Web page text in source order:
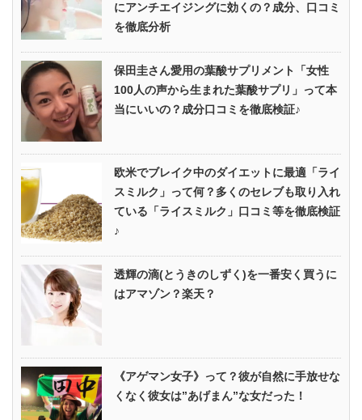
にアンチエイジングに効くの？成分、口コミ
を徹底分析
保田圭さん愛用の葉酸サプリメント「女性
100人の声から生まれた葉酸サプリ」って本
当にいいの？成分口コミを徹底検証♪
欧米でブレイク中のダイエットに最適「ライ
スミルク」って何？多くのセレブも取り入れ
ている「ライスミルク」口コミ等を徹底検証
♪
透輝の滴(とうきのしずく)を一番安く買うに
はアマゾン？楽天？
《アゲマン女子》って？彼が自然に手放せな
くなく彼女は”あげまん”な女だった！